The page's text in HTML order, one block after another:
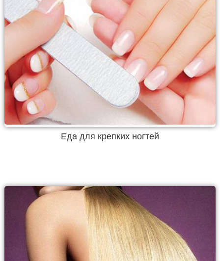
Еда для крепких ногтей